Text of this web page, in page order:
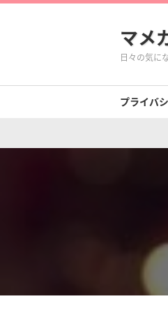
マメ
日々の気に
プライバ